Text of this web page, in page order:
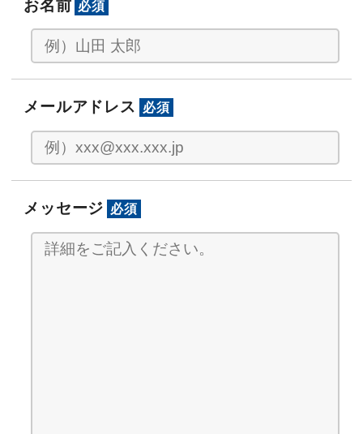
お名前 必須
メールアドレス 必須
メッセージ 必須